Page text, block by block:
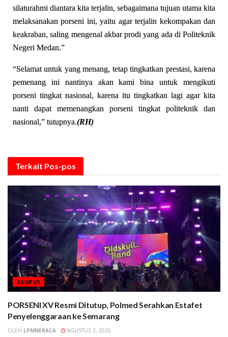
silaturahmi diantara kita terjalin, sebagaimana tujuan utama kita
melaksanakan porseni ini, yaitu agar terjalin kekompakan dan
keakraban, saling mengenal akbar prodi yang ada di Politeknik
Negeri Medan.”
“Selamat untuk yang menang, tetap tingkatkan prestasi, karena
pemenang ini nantinya akan kami bina untuk mengikuti
porseni tingkat nasional, karena itu tingkatkan lagi agar kita
nanti dapat memenangkan porseni tingkat politeknik dan
nasional,” tutupnya.(RH)
Terkait Pos-pos
KAMPUS
PORSENI XV Resmi Ditutup, Polmed Serahkan Estafet
Penyelenggaraan ke Semarang
OLEH LPMNERACA AGUSTUS 3, 2026